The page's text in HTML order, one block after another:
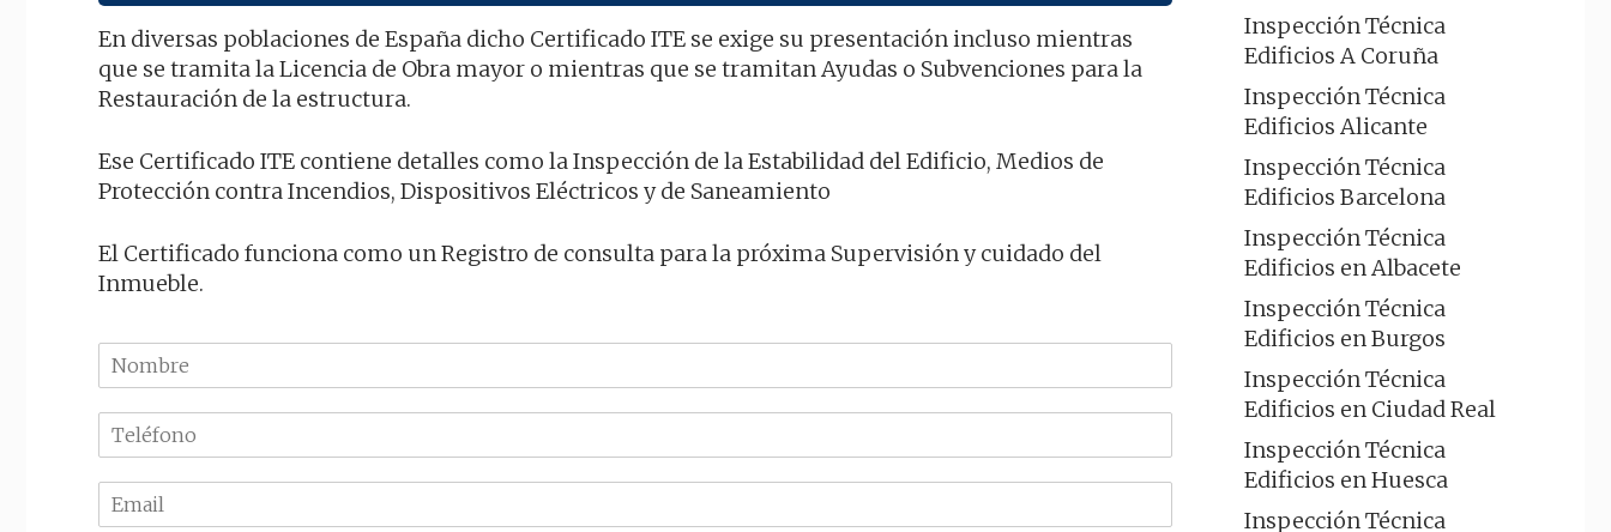
En diversas poblaciones de España dicho Certificado ITE se exige su presentación incluso mientras
que se tramita la Licencia de Obra mayor o mientras que se tramitan Ayudas o Subvenciones para la
Restauración de la estructura.
Ese Certificado ITE contiene detalles como la Inspección de la Estabilidad del Edificio, Medios de
Protección contra Incendios, Dispositivos Eléctricos y de Saneamiento
El Certificado funciona como un Registro de consulta para la próxima Supervisión y cuidado del
Inmueble.
N
o
m
r
e
l
m
Inspección Técnica
Edificios A Coruña
Inspección Técnica
Edificios Alicante
Inspección Técnica
Edificios Barcelona
Inspección Técnica
Edificios en Albacete
Inspección Técnica
Edificios en Burgos
Inspección Técnica
Edificios en Ciudad Real
Inspección Técnica
Edificios en Huesca
Inspección Técnica